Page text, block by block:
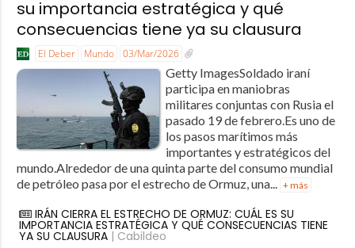
su importancia estratégica y qué
consecuencias tiene ya su clausura
El Deber Mundo 03/Mar/2026
Getty ImagesSoldado iraní
participa en maniobras
militares conjuntas con Rusia el
pasado 19 de febrero.Es uno de
los pasos marítimos más
importantes y estratégicos del
mundo.Alrededor de una quinta parte del consumo mundial
de petróleo pasa por el estrecho de Ormuz, una... + más
IRÁN CIERRA EL ESTRECHO DE ORMUZ: CUÁL ES SU
IMPORTANCIA ESTRATÉGICA Y QUÉ CONSECUENCIAS TIENE
YA SU CLAUSURA| Cabildeo